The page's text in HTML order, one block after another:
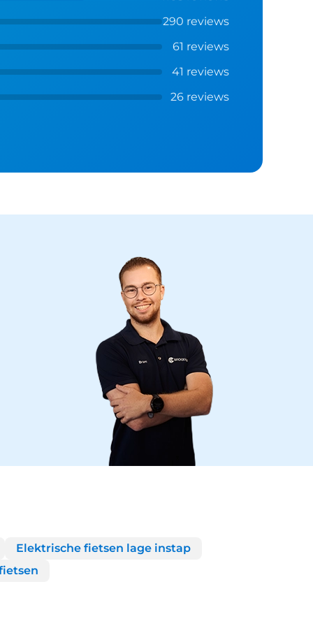
290 reviews
61 reviews
41 reviews
26 reviews
Elektrische fietsen lage instap